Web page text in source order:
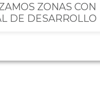
ZONAS CON
DE DESARROLLO